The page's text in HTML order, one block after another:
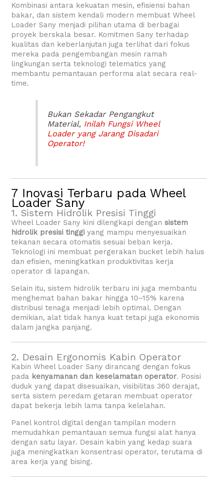
Kombinasi antara kekuatan mesin, efisiensi bahan
bakar, dan sistem kendali modern membuat Wheel
Loader Sany menjadi pilihan utama di berbagai
proyek berskala besar. Komitmen Sany terhadap
kualitas dan keberlanjutan juga terlihat dari fokus
mereka pada pengembangan mesin ramah
lingkungan serta teknologi telematics yang
membantu pemantauan performa alat secara real-
time.
Bukan Sekadar Pengangkut
Material, Inilah Fungsi Wheel
Loader yang Jarang Disadari
Operator!
7 Inovasi Terbaru pada Wheel
Loader Sany
1. Sistem Hidrolik Presisi Tinggi
Wheel Loader Sany kini dilengkapi dengansistem
hidrolik presisi tinggi yang mampu menyesuaikan
tekanan secara otomatis sesuai beban kerja.
Teknologi ini membuat pergerakan bucket lebih halus
dan efisien, meningkatkan produktivitas kerja
operator di lapangan.
Selain itu, sistem hidrolik terbaru ini juga membantu
menghemat bahan bakar hingga 10–15% karena
distribusi tenaga menjadi lebih optimal. Dengan
demikian, alat tidak hanya kuat tetapi juga ekonomis
dalam jangka panjang.
2. Desain Ergonomis Kabin Operator
Kabin Wheel Loader Sany dirancang dengan fokus
pada kenyamanan dan keselamatan operator. Posisi
duduk yang dapat disesuaikan, visibilitas 360 derajat,
serta sistem peredam getaran membuat operator
dapat bekerja lebih lama tanpa kelelahan.
Panel kontrol digital dengan tampilan modern
memudahkan pemantauan semua fungsi alat hanya
dengan satu layar. Desain kabin yang kedap suara
juga meningkatkan konsentrasi operator, terutama di
area kerja yang bising.